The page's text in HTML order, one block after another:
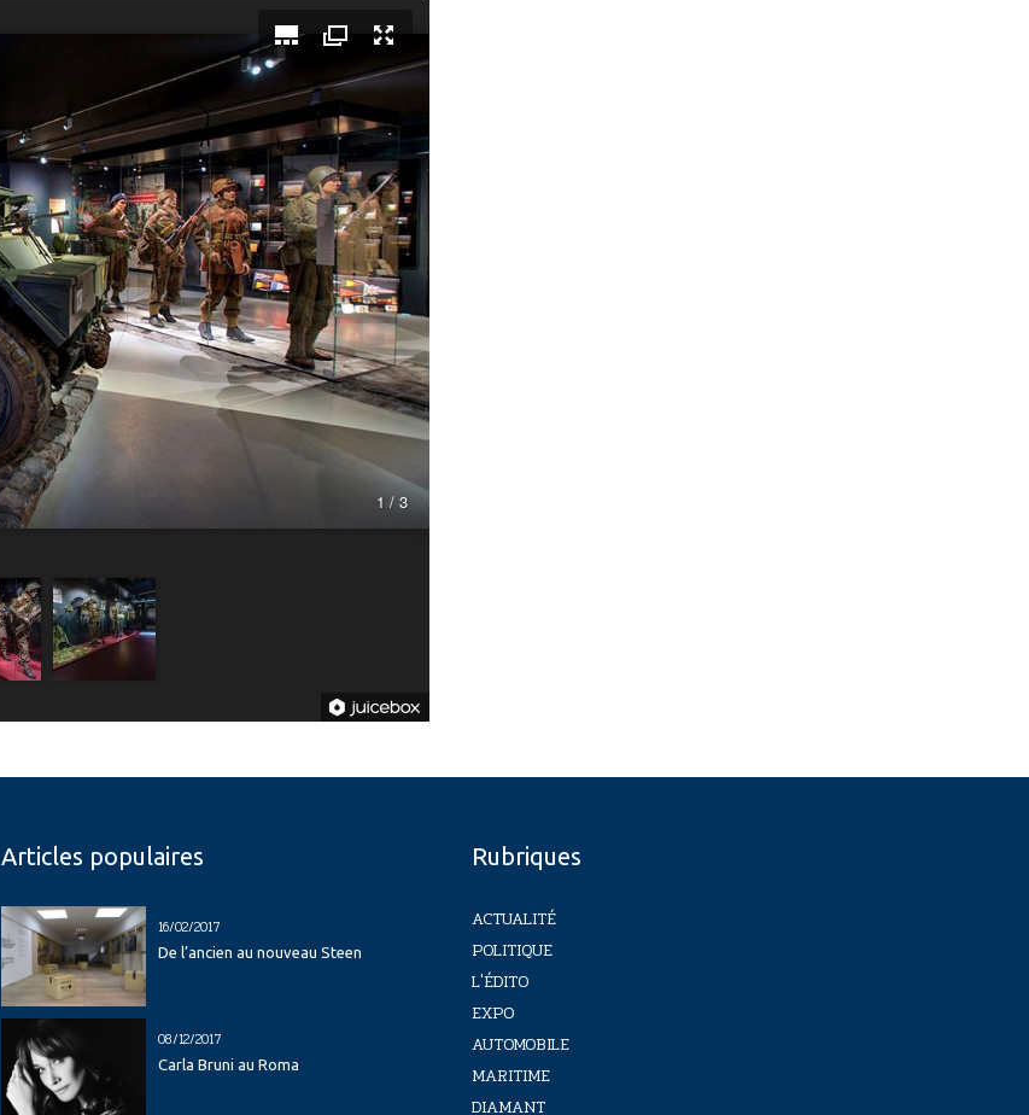
1 / 3
Articles populaires
16/02/2017
De l’ancien au nouveau Steen
08/12/2017
Carla Bruni au Roma
Rubriques
ACTUALITÉ
POLITIQUE
L'ÉDITO
EXPO
AUTOMOBILE
MARITIME
DIAMANT